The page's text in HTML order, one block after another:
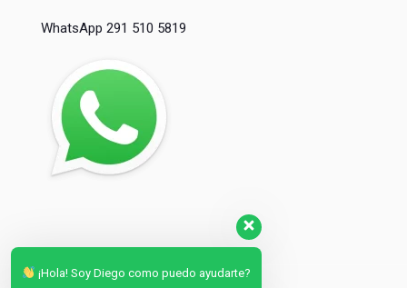
WhatsApp 291 510 5819
¡Hola! Soy Diego como puedo ayudarte?